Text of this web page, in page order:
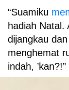
“Suamiku
hadiah Natal.
dijangkau
menghemat
indah, ’kan?!”